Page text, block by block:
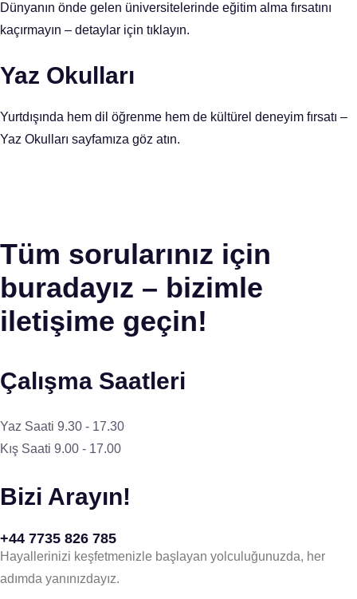
Dünyanın önde gelen üniversitelerinde eğitim alma fırsatını
kaçırmayın – detaylar için tıklayın.
Yaz Okulları
Yurtdışında hem dil öğrenme hem de kültürel deneyim fırsatı –
Yaz Okulları sayfamıza göz atın.
Tüm sorularınız için
buradayız – bizimle
iletişime geçin!
Çalışma Saatleri
Yaz Saati 9.30 - 17.30
Kış Saati 9.00 - 17.00
Bizi Arayın!
+44 7735 826 785
Hayallerinizi keşfetmenizle başlayan yolculuğunuzda, her
adımda yanınızdayız.